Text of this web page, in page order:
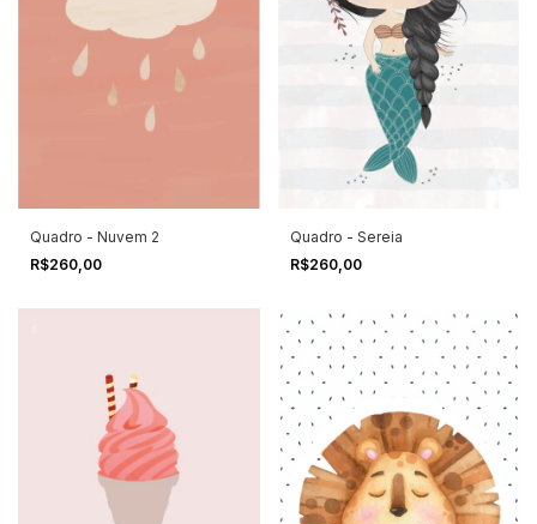
Quadro - Nuvem 2
R$260,00
Quadro - Sereia
R$260,00